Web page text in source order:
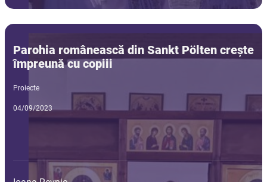
Parohia românească din Sankt Pölten crește
împreună cu copiii
Proiecte
04/09/2023